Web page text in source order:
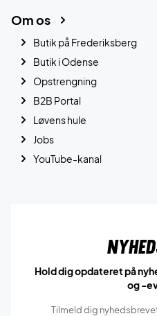
Om os
Butik på Frederiksberg
Butik i Odense
Opstrengning
B2B Portal
Løvens hule
Jobs
YouTube-kanal
Hold dig opdateret på
og -
Tilmeld dig